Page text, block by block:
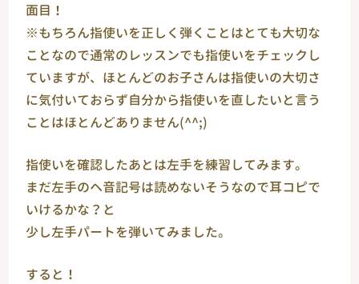
面目！
※もちろん指使いを正しく弾くことはとても大切な
ことなので通常のレッスンでも指使いをチェックし
ていますが、ほとんどのお子さんは指使いの大切さ
に気付いておらず自分から指使いを直したいと言う
ことはほとんどありません(^^;)
指使いを確認したあとは左手を練習してみます。
まだ左手のヘ音記号は読めないそうなので耳コピで
いけるかな？と
少し左手パートを弾いてみました。
すると！